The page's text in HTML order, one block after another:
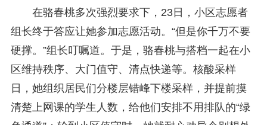
在骆春桃多次强烈要求下，23日，小区志愿者
组长终于答应让她参加志愿活动。“但是你千万不要
硬撑。”组长叮嘱道。于是，骆春桃与搭档一起在小
区维持秩序、大门值守、清点快递等。核酸采样
日，她组织居民们分楼层错峰下楼采样，并提前摸
清楚上网课的学生人数，给他们安排不用排队的“绿